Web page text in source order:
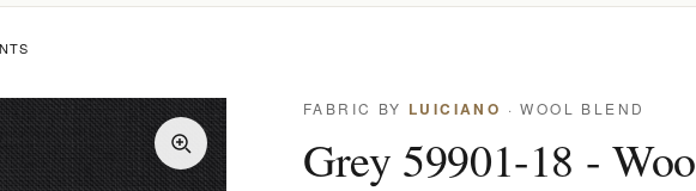
FABRIC BY LUICIANO · WOOL BLEND
Grey 59901-18 -